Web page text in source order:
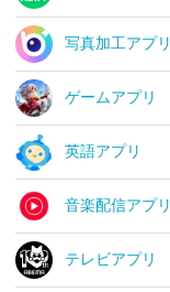
写真加工アプリ
ゲームアプリ
英語アプリ
音楽配信アプリ
テレビアプリ